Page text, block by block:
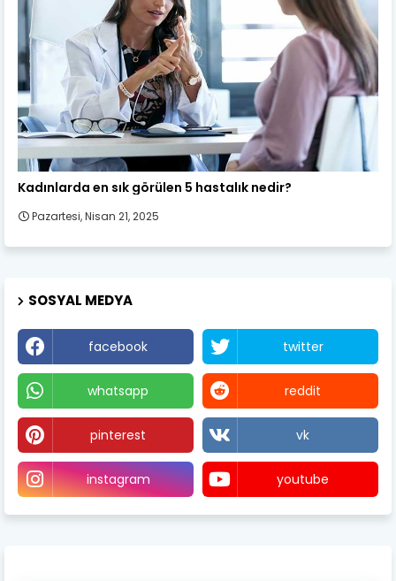
Kadın Sağlığı
Kadınlarda en sık görülen 5 hastalık nedir?
Pazartesi, Nisan 21, 2025
SOSYAL MEDYA
facebook twitter
whatsapp reddit
pinterest vk
instagram youtube